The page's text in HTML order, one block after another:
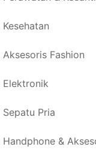
Kesehatan
Aksesoris Fashion
Elektronik
Sepatu Pria
Handphone &